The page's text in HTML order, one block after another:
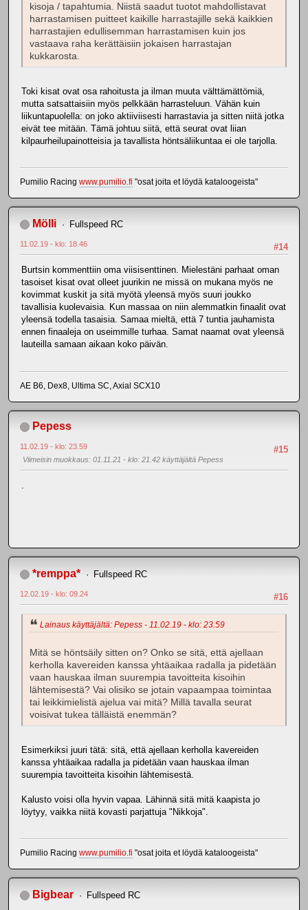
kisoja / tapahtumia. Niistä saadut tuotot mahdollistavat
harrastamisen puitteet kaikille harrastajille sekä kaikkien
harrastajien edullisemman harrastamisen kuin jos
vastaava raha kerättäisiin jokaisen harrastajan
kukkarosta.
Toki kisat ovat osa rahoitusta ja ilman muuta välttämättömiä,
mutta satsattaisiin myös pelkkään harrasteluun. Vähän kuin
liikuntapuolella: on joko aktiiviisesti harrastavia ja sitten niitä jotka
eivät tee mitään. Tämä johtuu siitä, että seurat ovat liian
kilpaurheilupainotteisia ja tavallista höntsäliikuntaa ei ole tarjolla.
Pumilio Racing www.pumilio.fi "osat joita et löydä kataloogeista"
Mölli Fullspeed RC
#14
11.02.19 - klo: 18.46
Burtsin kommenttiin oma viisisenttinen. Mielestäni parhaat oman
tasoiset kisat ovat olleet juurikin ne missä on mukana myös ne
kovimmat kuskit ja sitä myötä yleensä myös suuri joukko
tavallisia kuolevaisia. Kun massaa on niin alemmatkin finaalit ovat
yleensä todella tasaisia. Samaa mieltä, että 7 tuntia jauhamista
ennen finaaleja on useimmille turhaa. Samat naamat ovat yleensä
lauteilla samaan aikaan koko päivän.
AE B6, Dex8, Ultima SC, Axial SCX10
Pepess
#15
11.02.19 - klo: 23.59
Viimeisin muokkaus: 01.11.21 - klo: 21.42 käyttäjältä Pepess
.
*remppa* Fullspeed RC
#16
12.02.19 - klo: 09.24
Lainaus käyttäjältä: Pepess - 11.02.19 - klo: 23.59
Mitä se höntsäily sitten on? Onko se sitä, että ajellaan
kerholla kavereiden kanssa yhtäaikaa radalla ja pidetään
vaan hauskaa ilman suurempia tavoitteita kisoihin
lähtemisestä? Vai olisiko se jotain vapaampaa toimintaa
tai leikkimielistä ajelua vai mitä? Millä tavalla seurat
voisivat tukea tälläistä enemmän?
Esimerkiksi juuri tätä: sitä, että ajellaan kerholla kavereiden
kanssa yhtäaikaa radalla ja pidetään vaan hauskaa ilman
suurempia tavoitteita kisoihin lähtemisestä.
Kalusto voisi olla hyvin vapaa. Lähinnä sitä mitä kaapista jo
löytyy, vaikka niitä kovasti parjattuja "Nikkoja".
Pumilio Racing www.pumilio.fi "osat joita et löydä kataloogeista"
Bigbear Fullspeed RC